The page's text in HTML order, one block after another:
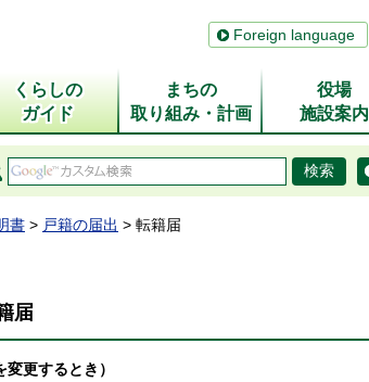
Foreign language
くらしの
ガイド
まちの
取り組み・計画
役場
施設案内
書 > 戸籍の届出 > 転籍届
届
変更するとき）